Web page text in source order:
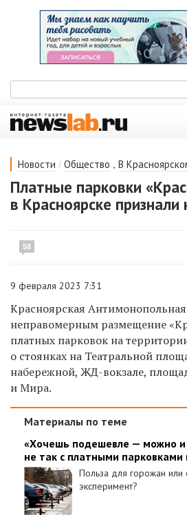
Новости / Общество , В
Платные парковки
в Красноярске
58
9 февраля 2023 7:31
Красноярская
неправомерным размещение
платных парковок на
о стоянках на Театральной
набережной, ЖД-вокзале,
и Мира.
Материалы по теме
«Хочешь подешевле — можно и
не так с платными парковками
Польза для горожан или
эксперимент?